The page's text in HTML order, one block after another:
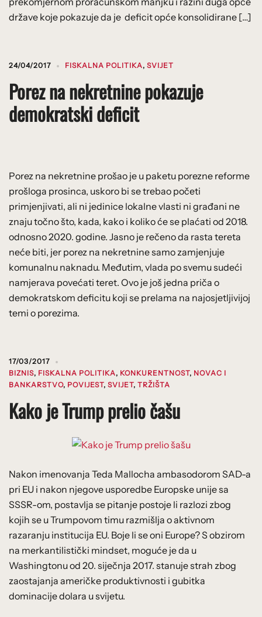
države koje pokazuje da je deficit opće konsolidirane […]
24/04/2017 FISKALNA POLITIKA, SVIJET
Porez na nekretnine pokazuje
demokratski deficit
Porez na nekretnine prošao je u paketu porezne reforme
prošloga prosinca, uskoro bi se trebao početi
primjenjivati, ali ni jedinice lokalne vlasti ni građani ne
znaju točno što, kada, kako i koliko će se plaćati od 2018.
odnosno 2020. godine. Jasno je rečeno da rasta tereta
neće biti, jer porez na nekretnine samo zamjenjuje
komunalnu naknadu. Međutim, vlada po svemu sudeći
namjerava povećati teret. Ovo je još jedna priča o
demokratskom deficitu koji se prelama na najosjetljivijoj
temi o porezima.
17/03/2017
BIZNIS, FISKALNA POLITIKA, KONKURENTNOST, NOVAC I
BANKARSTVO, POVIJEST, SVIJET, TRŽIŠTA
Kako je Trump prelio čašu
Nakon imenovanja Teda Mallocha ambasodorom SAD-a
pri EU i nakon njegove usporedbe Europske unije sa
SSSR-om, postavlja se pitanje postoje li razlozi zbog
kojih se u Trumpovom timu razmišlja o aktivnom
razaranju institucija EU. Boje li se oni Europe? S obzirom
na merkantilistički mindset, moguće je da u
Washingtonu od 20. siječnja 2017. stanuje strah zbog
zaostajanja američke produktivnosti i gubitka
dominacije dolara u svijetu.